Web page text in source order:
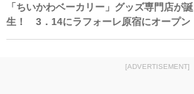
「ちいかわベーカリー」グッズ専門店が誕
生！ 3．14にラフォーレ原宿にオープン
[ADVERTISEMENT]